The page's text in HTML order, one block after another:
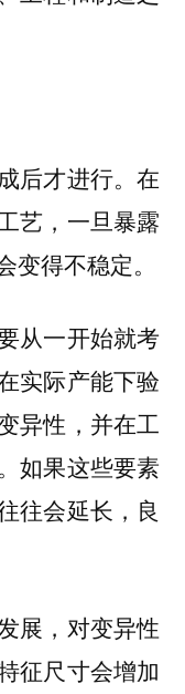
后才进行。在
艺，一旦暴露
得不稳定。
从一开始就考
实际产能下验
异性，并在工
如果这些要素
往会延长，良
展，对变异性
征尺寸会增加